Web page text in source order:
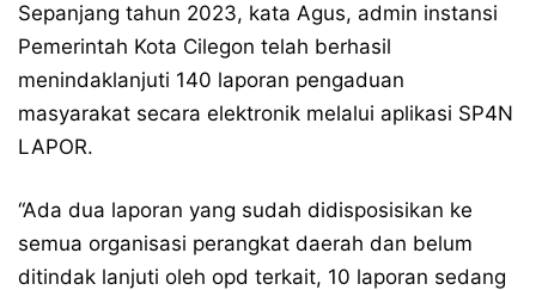
Sepanjang tahun 2023, kata Agus, admin instansi
Pemerintah Kota Cilegon telah berhasil
menindaklanjuti 140 laporan pengaduan
masyarakat secara elektronik melalui aplikasi SP4N
LAPOR.
“Ada dua laporan yang sudah didisposisikan ke
semua organisasi perangkat daerah dan belum
ditindak lanjuti oleh opd terkait, 10 laporan sedang